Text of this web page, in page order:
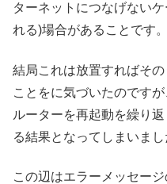
ターネットにつなげない
れる)場合があることです。
結局これは放置すればそ
ことをに気づいたのです
ルーターを再起動を繰り
る結果となってしまいまし
この辺はエラーメッセー